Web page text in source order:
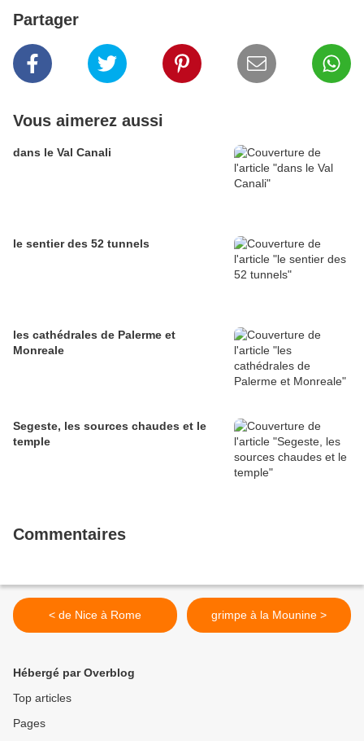
Partager
Vous aimerez aussi
dans le Val Canali
le sentier des 52 tunnels
les cathédrales de Palerme et
Monreale
Segeste, les sources chaudes et le
temple
Commentaires
< de Nice à Rome grimpe à la Mounine >
Hébergé par Overblog
Top articles
Pages